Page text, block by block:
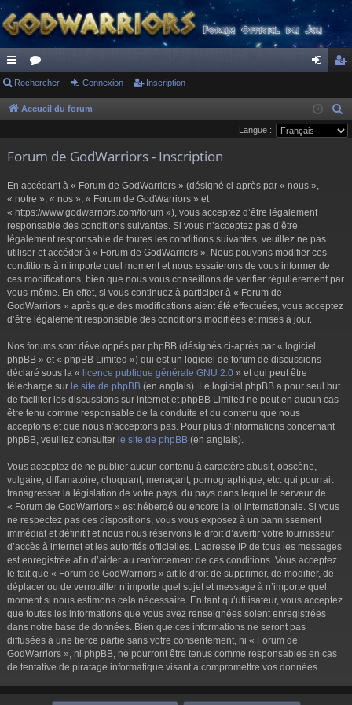
ac
co
ci
or
u
s
ne cri
pti
Rechercher Connexion Inscription
Accueil du forum
e
Langue :
Forum de GodWarriors - Inscription
En accédant à « Forum de GodWarriors » (désigné ci-après par « nous »,
« notre », « nos », « Forum de GodWarriors » et
« https://www.godwarriors.com/forum »), vous acceptez d’être légalement
responsable des conditions suivantes. Si vous n’acceptez pas d’être
légalement responsable de toutes les conditions suivantes, veuillez ne pas
utiliser et accéder à « Forum de GodWarriors ». Nous pouvons modifier ces
conditions à n’importe quel moment et nous essaierons de vous informer de
ces modifications, bien que nous vous conseillons de vérifier régulièrement par
vous-même. En effet, si vous continuez à participer à « Forum de
GodWarriors » après que des modifications aient été effectuées, vous acceptez
d’être légalement responsable des conditions modifiées et mises à jour.
Nos forums sont développés par phpBB (désignés ci-après par « logiciel
phpBB » et « phpBB Limited ») qui est un logiciel de forum de discussions
déclaré sous la « licence publique générale GNU 2.0 » et qui peut être
téléchargé sur le site de phpBB (en anglais). Le logiciel phpBB a pour seul but
de faciliter les discussions sur internet et phpBB Limited ne peut en aucun cas
être tenu comme responsable de la conduite et du contenu que nous
acceptons et que nous n’acceptons pas. Pour plus d’informations concernant
phpBB, veuillez consulter le site de phpBB (en anglais).
Vous acceptez de ne publier aucun contenu à caractère abusif, obscène,
vulgaire, diffamatoire, choquant, menaçant, pornographique, etc. qui pourrait
transgresser la législation de votre pays, du pays dans lequel le serveur de
« Forum de GodWarriors » est hébergé ou encore la loi internationale. Si vous
ne respectez pas ces dispositions, vous vous exposez à un bannissement
immédiat et définitif et nous nous réservons le droit d’avertir votre fournisseur
d’accès à internet et les autorités officielles. L’adresse IP de tous les messages
est enregistrée afin d’aider au renforcement de ces conditions. Vous acceptez
le fait que « Forum de GodWarriors » ait le droit de supprimer, de modifier, de
déplacer ou de verrouiller n’importe quel sujet et message à n’importe quel
moment si nous estimons cela nécessaire. En tant qu’utilisateur, vous acceptez
que toutes les informations que vous avez renseignées soient enregistrées
dans notre base de données. Bien que ces informations ne seront pas
diffusées à une tierce partie sans votre consentement, ni « Forum de
GodWarriors », ni phpBB, ne pourront être tenus comme responsables en cas
de tentative de piratage informatique visant à compromettre vos données.